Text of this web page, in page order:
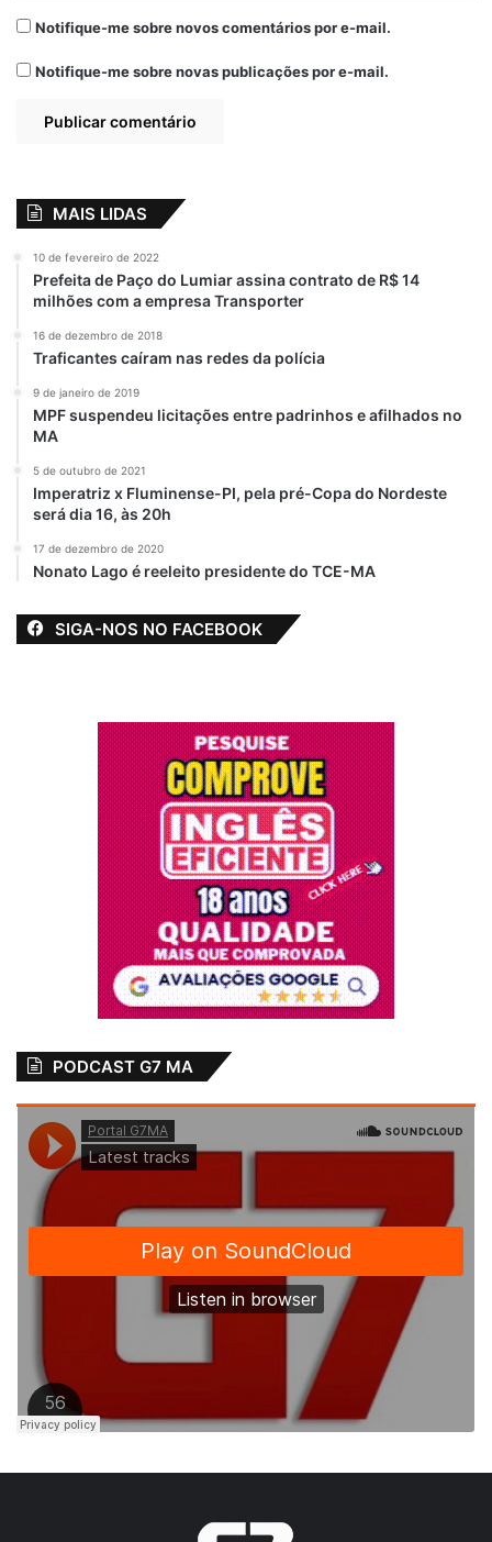
Notifique-me sobre novos comentários por e-mail.
Notifique-me sobre novas publicações por e-mail.
MAIS LIDAS
10 de fevereiro de 2022
Prefeita de Paço do Lumiar assina contrato de R$ 14
milhões com a empresa Transporter
16 de dezembro de 2018
Traficantes caíram nas redes da polícia
9 de janeiro de 2019
MPF suspendeu licitações entre padrinhos e afilhados no
MA
5 de outubro de 2021
Imperatriz x Fluminense-PI, pela pré-Copa do Nordeste
será dia 16, às 20h
17 de dezembro de 2020
Nonato Lago é reeleito presidente do TCE-MA
SIGA-NOS NO FACEBOOK
PODCAST G7 MA